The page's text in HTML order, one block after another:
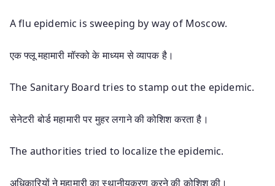
A flu epidemic is sweeping by way of Moscow.
एक फ्लू महामारी मॉस्को के माध्यम से व्यापक है।
The Sanitary Board tries to stamp out the epidemic.
सेनेटरी बोर्ड महामारी पर मुहर लगाने की कोशिश करता है।
The authorities tried to localize the epidemic.
अधिकारियों ने महामारी का स्थानीयकरण करने की कोशिश की।